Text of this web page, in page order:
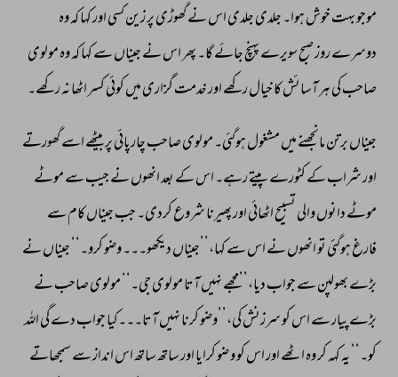
موجو بہت خوش ہوا۔ جلدی جلدی اس نے گھوڑی پر زین کسی اور کہا کہ وہ
دوسرے روز صبح سویرے پہنچ جائے گا۔ پھر اس نے جیناں سے کہا کہ وہ مولوی
صاحب کی ہر آسائش کا خیال رکھے اور خدمت گزاری میں کوئی کسر اٹھا نہ رکھے۔
جیناں برتن مانجھنے میں مشغول ہوگئی۔ مولوی صاحب چارپائی پر بیٹھے اسے گھورتے
اور شراب کے کٹورے پیتے رہے۔ اس کے بعد انھوں نے جیب سے موٹے
موٹے دانوں والی تسبیح اٹھائی اور پھیرنا شروع کردی۔ جب جیناں کام سے
فارغ ہوگئی تو انھوں نے اس سے کہا،’’جیناں دیکھو۔۔۔ وضو کرو۔‘‘ جیناں نے
بڑے بھولپن سے جواب دیا،’’مجھے نہیں آتا مولوی جی۔‘‘ مولوی صاحب نے
بڑے پیار سے اس کو سرزنش کی،’’وضو کرنا نہیں آتا۔۔۔کیا جواب دے گی اللہ
کو۔‘‘ یہ کہہ کر وہ اٹھے اور اس کو و ضو کرایا اور ساتھ ساتھ اس انداز سے سمجھاتے